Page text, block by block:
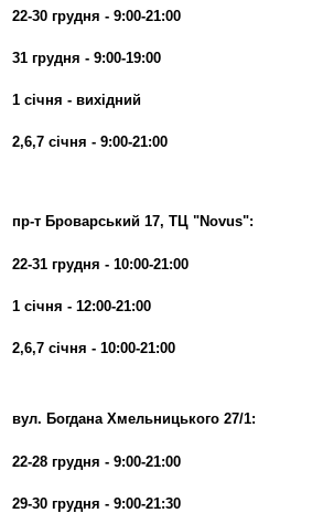
22-30 грудня - 9:00-21:00
31 грудня - 9:00-19:00
1 січня - вихідний
2,6,7 січня - 9:00-21:00
пр-т Броварський 17, ТЦ "Novus":
22-31 грудня - 10:00-21:00
1 січня - 12:00-21:00
2,6,7 січня - 10:00-21:00
вул. Богдана Хмельницького 27/1:
22-28 грудня - 9:00-21:00
29-30 грудня - 9:00-21:30